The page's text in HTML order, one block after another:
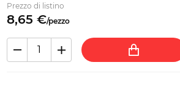
Prezzo di listino
8,65 €/pezzo